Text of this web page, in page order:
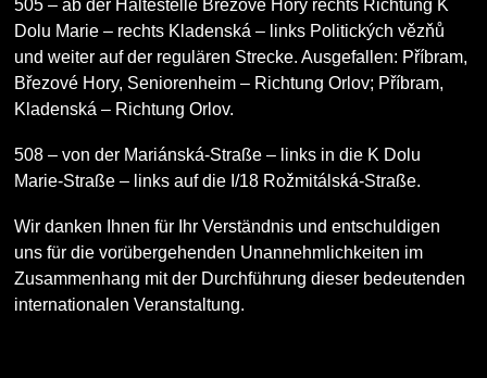
505 – ab der Haltestelle Březové Hory rechts Richtung K
Dolu Marie – rechts Kladenská – links Politických vězňů
und weiter auf der regulären Strecke. Ausgefallen: Příbram,
Březové Hory, Seniorenheim – Richtung Orlov; Příbram,
Kladenská – Richtung Orlov.
508 – von der Mariánská-Straße – links in die K Dolu
Marie-Straße – links auf die I/18 Rožmitálská-Straße.
Wir danken Ihnen für Ihr Verständnis und entschuldigen
uns für die vorübergehenden Unannehmlichkeiten im
Zusammenhang mit der Durchführung dieser bedeutenden
internationalen Veranstaltung.